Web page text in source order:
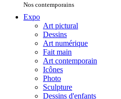
Nos contemporains
Expo
Art pictural
Dessins
Art numérique
Fait main
Art contemporain
Icônes
Photo
Sculpture
Dessins d'enfants